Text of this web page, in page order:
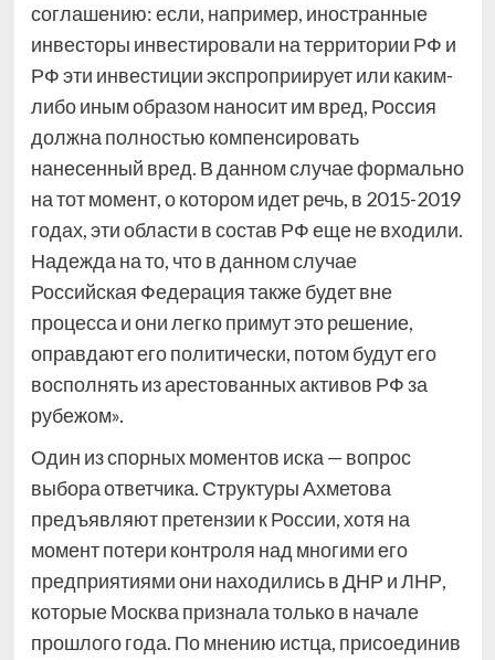
соглашению: если, например, иностранные
инвесторы инвестировали на территории РФ и
РФ эти инвестиции экспроприирует или каким-
либо иным образом наносит им вред, Россия
должна полностью компенсировать
нанесенный вред. В данном случае формально
на тот момент, о котором идет речь, в 2015-2019
годах, эти области в состав РФ еще не входили.
Надежда на то, что в данном случае
Российская Федерация также будет вне
процесса и они легко примут это решение,
оправдают его политически, потом будут его
восполнять из арестованных активов РФ за
рубежом».
Один из спорных моментов иска — вопрос
выбора ответчика. Структуры Ахметова
предъявляют претензии к России, хотя на
момент потери контроля над многими его
предприятиями они находились в ДНР и ЛНР,
которые Москва признала только в начале
прошлого года. По мнению истца, присоединив